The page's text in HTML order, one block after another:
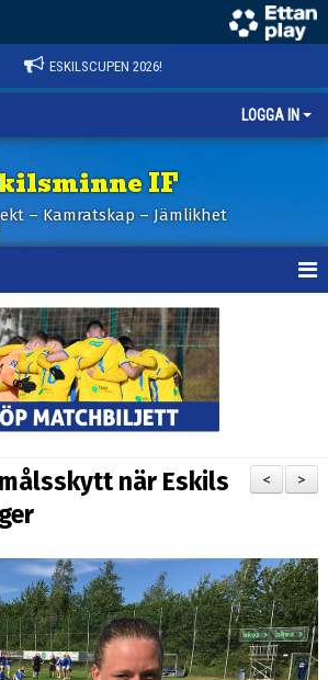
ESKILSCUPEN 2026!
LOGGA IN
IF
– Kamratskap – Jämlikhet
>
<
när Eskils